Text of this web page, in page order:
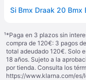
Si Bmx Draak 20 Bmx
¹*Paga en 3 plazos sin
compra de 120€: 3 pagos
total adeudado 120€. Solo
18 años. Sujeto a la
por tienda. Consulta los
https://www.klarna.com/es/